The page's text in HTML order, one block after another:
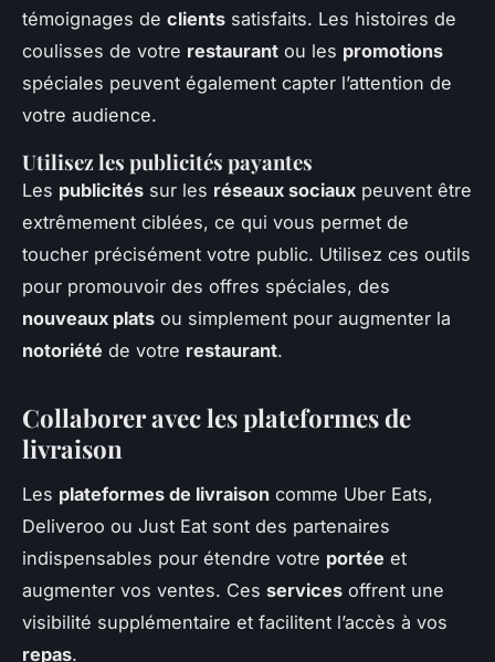
témoignages de clients satisfaits. Les histoires de
coulisses de votre restaurant ou les promotions
spéciales peuvent également capter l’attention de
votre audience.
Utilisez les publicités payantes
Les publicités sur les réseaux sociaux peuvent être
extrêmement ciblées, ce qui vous permet de
toucher précisément votre public. Utilisez ces outils
pour promouvoir des offres spéciales, des
nouveaux plats ou simplement pour augmenter la
notoriété de votre restaurant.
Collaborer avec les plateformes de
livraison
Les plateformes de livraison comme Uber Eats,
Deliveroo ou Just Eat sont des partenaires
indispensables pour étendre votre portée et
augmenter vos ventes. Ces services offrent une
visibilité supplémentaire et facilitent l’accès à vos
repas.